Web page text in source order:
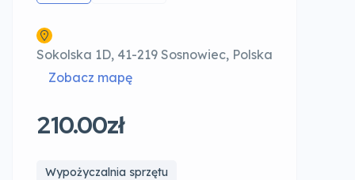
Sokolska 1D, 41-219 Sosnowiec, Polska
Zobacz mapę
210.00zł
Wypożyczalnia sprzętu